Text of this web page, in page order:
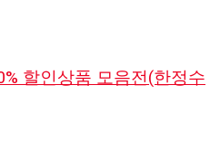
할인상품 모음전(한정수